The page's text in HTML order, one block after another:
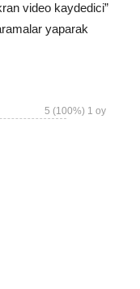
video kaydedici”
yaparak
5 (100%) 1 oy